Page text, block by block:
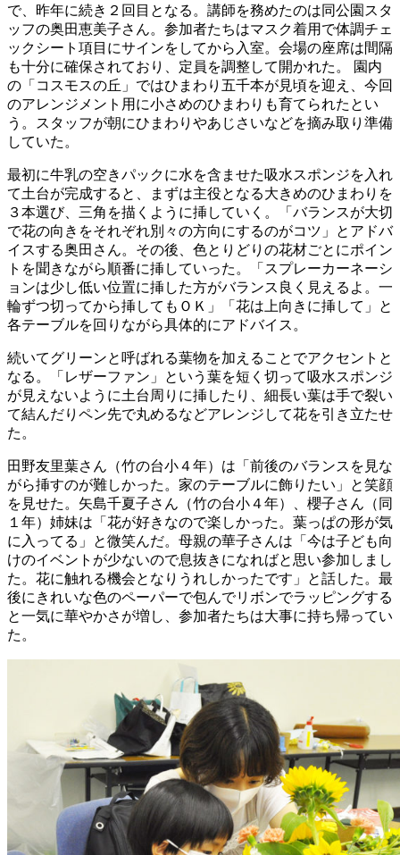
で、昨年に続き２回目となる。講師を務めたのは同公園スタ
ッフの奥田恵美子さん。参加者たちはマスク着用で体調チェ
ックシート項目にサインをしてから入室。会場の座席は間隔
も十分に確保されており、定員を調整して開かれた。 園内
の「コスモスの丘」ではひまわり五千本が見頃を迎え、今回
のアレンジメント用に小さめのひまわりも育てられたとい
う。スタッフが朝にひまわりやあじさいなどを摘み取り準備
していた。
最初に牛乳の空きパックに水を含ませた吸水スポンジを入れ
て土台が完成すると、まずは主役となる大きめのひまわりを
３本選び、三角を描くように挿していく。「バランスが大切
で花の向きをそれぞれ別々の方向にするのがコツ」とアドバ
イスする奥田さん。その後、色とりどりの花材ごとにポイン
トを聞きながら順番に挿していった。「スプレーカーネーシ
ョンは少し低い位置に挿した方がバランス良く見えるよ。一
輪ずつ切ってから挿してもＯＫ」「花は上向きに挿して」と
各テーブルを回りながら具体的にアドバイス。
続いてグリーンと呼ばれる葉物を加えることでアクセントと
なる。「レザーファン」という葉を短く切って吸水スポンジ
が見えないように土台周りに挿したり、細長い葉は手で裂い
て結んだりペン先で丸めるなどアレンジして花を引き立たせ
た。
田野友里葉さん（竹の台小４年）は「前後のバランスを見な
がら挿すのが難しかった。家のテーブルに飾りたい」と笑顔
を見せた。矢島千夏子さん（竹の台小４年）、櫻子さん（同
１年）姉妹は「花が好きなので楽しかった。葉っぱの形が気
に入ってる」と微笑んだ。母親の華子さんは「今は子ども向
けのイベントが少ないので息抜きになればと思い参加しまし
た。花に触れる機会となりうれしかったです」と話した。最
後にきれいな色のペーパーで包んでリボンでラッピングする
と一気に華やかさが増し、参加者たちは大事に持ち帰ってい
た。